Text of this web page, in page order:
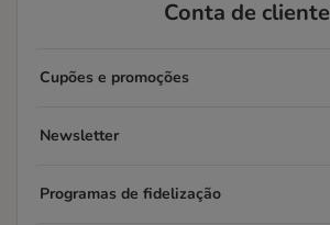
Conta de cliente
Cupões e promoções
Newsletter
Programas de fidelização